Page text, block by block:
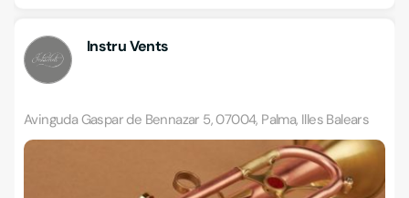
Instru Vents
Avinguda Gaspar de Bennazar 5, 07004, Palma, Illes Balears